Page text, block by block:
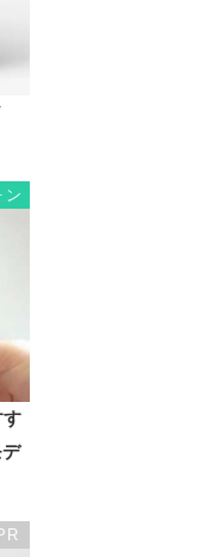
ン